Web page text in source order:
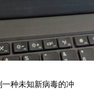
种未知新病毒的冲